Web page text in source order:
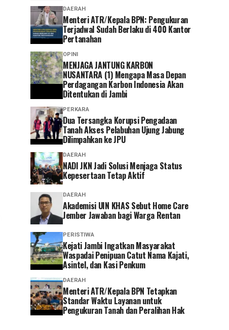
DAERAH
Menteri ATR/Kepala BPN: Pengukuran
Terjadwal Sudah Berlaku di 400 Kantor
Pertanahan
OPINI
MENJAGA JANTUNG KARBON
NUSANTARA (1) Mengapa Masa Depan
Perdagangan Karbon Indonesia Akan
Ditentukan di Jambi
PERKARA
Dua Tersangka Korupsi Pengadaan
Tanah Akses Pelabuhan Ujung Jabung
Dilimpahkan ke JPU
DAERAH
NADI JKN Jadi Solusi Menjaga Status
Kepesertaan Tetap Aktif
DAERAH
Akademisi UIN KHAS Sebut Home Care
Jember Jawaban bagi Warga Rentan
PERISTIWA
‎Kejati Jambi Ingatkan Masyarakat
Waspadai Penipuan Catut Nama Kajati,
Asintel, dan Kasi Penkum
DAERAH
Menteri ATR/Kepala BPN Tetapkan
Standar Waktu Layanan untuk
Pengukuran Tanah dan Peralihan Hak